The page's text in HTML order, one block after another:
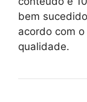
bem
acordo com
qualidade.